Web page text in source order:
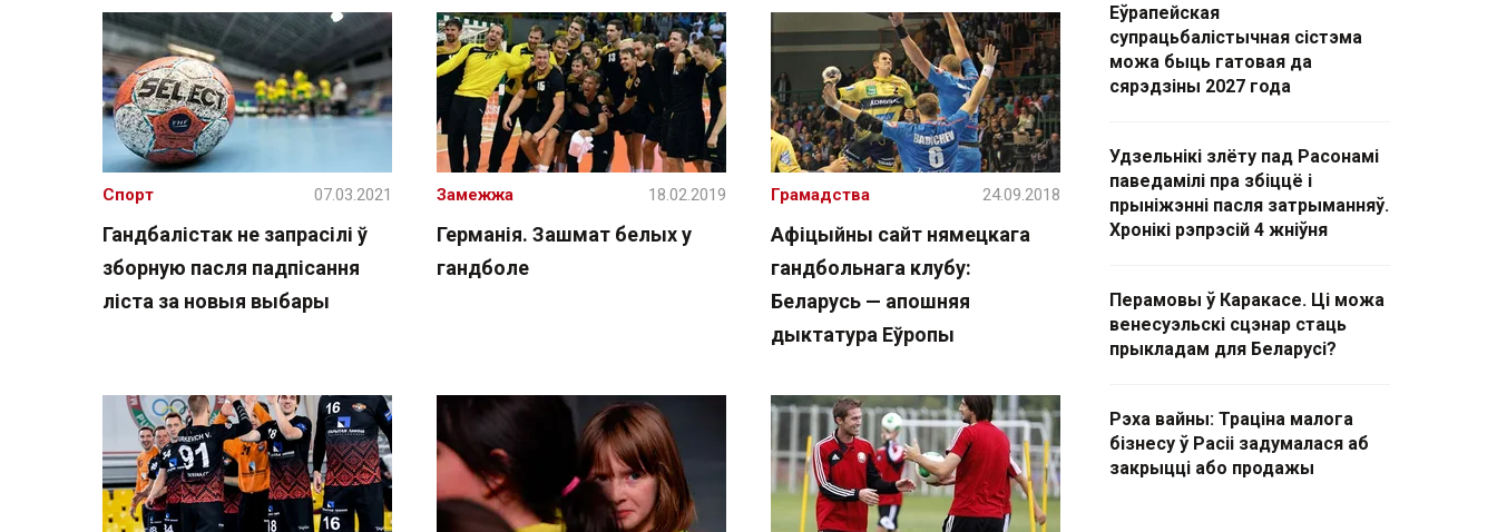
Гандбалістак не запрасілі ў
зборную пасля падпісання
ліста за новыя выбары
Спорт 07.03.2021
Германія. Зашмат белых у
гандболе
Замежжа 18.02.2019
Афіцыйны сайт нямецкага
гандбольнага клубу:
Беларусь — апошняя
дыктатура Еўропы
Грамадства 24.09.2018
Еўрапейская
супрацьбалістычная сістэма
можа быць гатовая да
сярэдзіны 2027 года
Удзельнікі злёту пад Расонамі
паведамілі пра збіццё і
прыніжэнні пасля затрыманняў.
Хронікі рэпрэсій 4 жніўня
Перамовы ў Каракасе. Ці можа
венесуэльскі сцэнар стаць
прыкладам для Беларусі?
Рэха вайны: Траціна малога
бізнесу ў Расіі задумалася аб
закрыцці або продажы